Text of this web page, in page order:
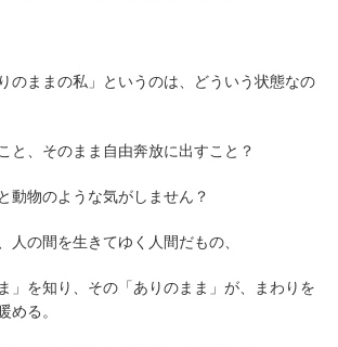
のままの私」というのは、どういう状態なの
と、そのまま自由奔放に出すこと？
動物のような気がしません？
人の間を生きてゆく人間だもの、
」を知り、その「ありのまま」が、まわりを
める。